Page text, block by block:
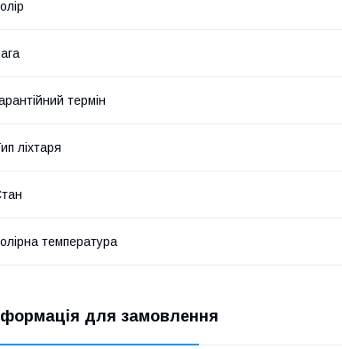
термін
ліхтаря
температура
для замовлення